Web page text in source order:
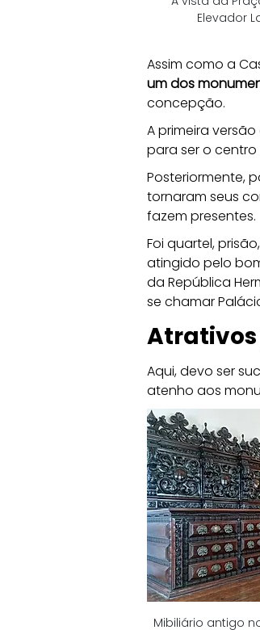
Elevador
Assim como a
um dos
concepção.
A primeira
para ser o
Posteriormente,
tornaram seus
fazem presentes.
Foi quartel,
atingido pelo
da República
se chamar
Atrativos
Aqui, devo ser
atenho aos
Mibiliário antigo